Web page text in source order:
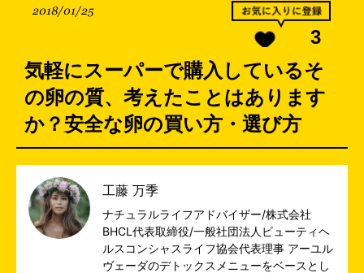
2018/01/25
3
気軽にスーパーで購入しているそ
の卵の質、考えたことはあります
か？安全な卵の買い方・選び方
工藤 万季
ナチュラルライフアドバイザー/株式会社
BHCL代表取締役/一般社団法人ビューティヘ
ルスコンシャスライフ協会代表理事 アーユル
ヴェーダのデトックスメニューをベースとし